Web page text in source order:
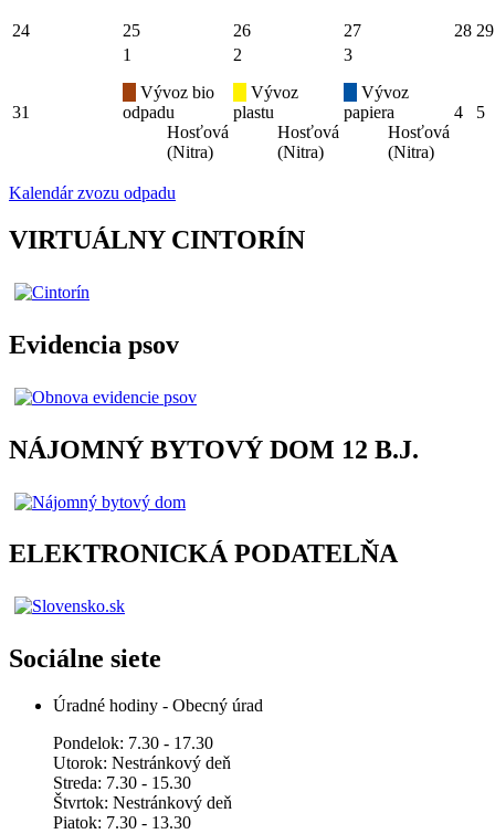
24 25 26 27 28 29
31
1
Vývoz bio
odpadu
Hosťová
(Nitra)
2
Vývoz
plastu
Hosťová
(Nitra)
3
Vývoz
papiera
Hosťová
(Nitra)
4 5
Kalendár zvozu odpadu
VIRTUÁLNY CINTORÍN
Evidencia psov
NÁJOMNÝ BYTOVÝ DOM 12 B.J.
ELEKTRONICKÁ PODATELŇA
Sociálne siete
Úradné hodiny - Obecný úrad
Pondelok: 7.30 - 17.30
Utorok: Nestránkový deň
Streda: 7.30 - 15.30
Štvrtok: Nestránkový deň
Piatok: 7.30 - 13.30